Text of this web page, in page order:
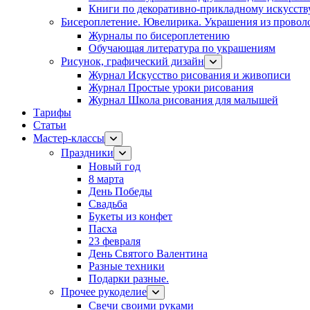
Книги по декоративно-прикладному
Бисероплетение. Ювелирика. Украшения из
Журналы по бисероплетению
Обучающая литература по украшениям
Рисунок, графический дизайн
Журнал Искусство рисования и живописи
Журнал Простые уроки рисования
Журнал Школа рисования для малышей
Тарифы
Статьи
Мастер-классы
Праздники
Новый год
8 марта
День Победы
Свадьба
Букеты из конфет
Пасха
23 февраля
День Святого Валентина
Разные техники
Подарки разные.
Прочее рукоделие
Свечи своими руками